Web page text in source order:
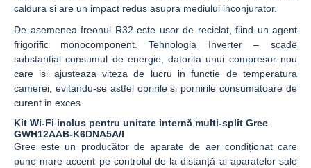
caldura si are un impact redus asupra mediului inconjurator.
De asemenea freonul R32 este usor de reciclat, fiind un agent
frigorific monocomponent. Tehnologia Inverter – scade
substantial consumul de energie, datorita unui compresor nou
care isi ajusteaza viteza de lucru in functie de temperatura
camerei, evitandu-se astfel opririle si pornirile consumatoare de
curent in exces.
Kit Wi-Fi inclus pentru unitate internă multi-split Gree
GWH12AAB-K6DNA5A/I
Gree este un producător de aparate de aer condiționat care
pune mare accent pe controlul de la distanță al aparatelor sale